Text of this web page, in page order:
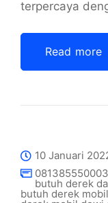
terpercaya
Read more
10 Januari
butuh derek
butuh derek